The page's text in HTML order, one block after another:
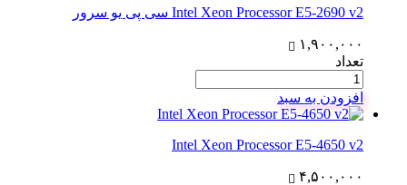
Intel Xeon Processor E5-2690 v2 سی پی یو سرور
۱,۹۰۰,۰۰۰
تعداد
افزودن به سبد
Intel Xeon Processor E5-4650 v2
۴,۵۰۰,۰۰۰